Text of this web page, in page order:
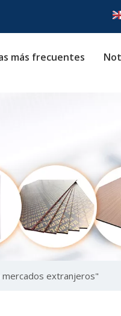
más frecuentes
mercados extranjeros"